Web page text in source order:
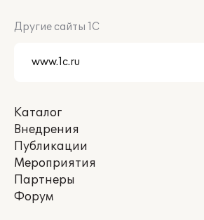
Другие сайты 1С
Каталог
Внедрения
Публикации
Мероприятия
Партнеры
Форум